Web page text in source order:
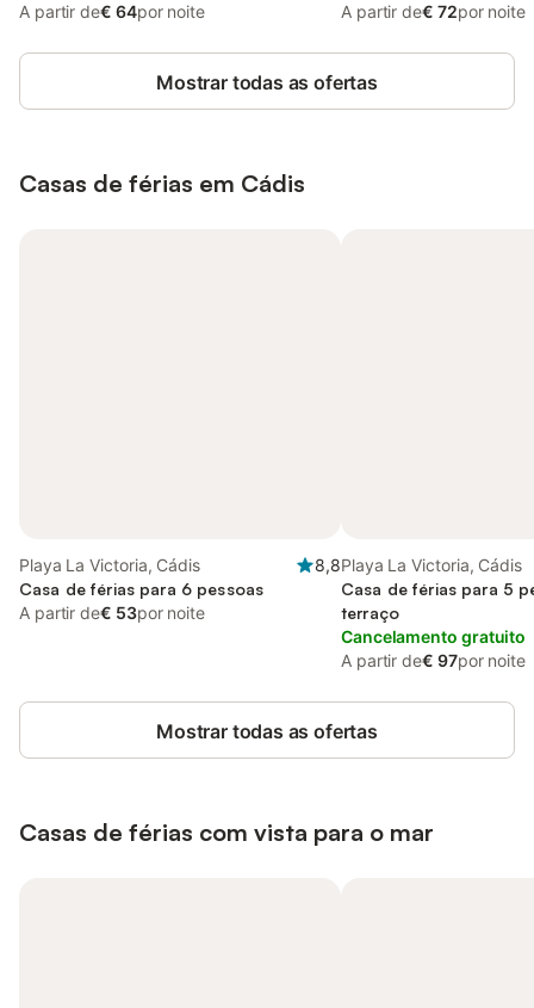
A partir de€ 64por noite
A partir de€ 72por noite
Mostrar todas as ofertas
Casas de férias em Cádis
Playa La Victoria, Cádis
8,8
Casa de férias para 6 pessoas
A partir de€ 53por noite
Playa La Victoria, Cádis
Casa de férias para 5
terraço
Cancelamento gratuito
A partir de€ 97por noite
Mostrar todas as ofertas
Casas de férias com vista para o mar